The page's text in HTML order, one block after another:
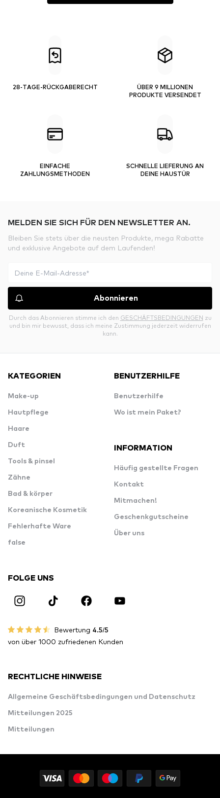
28-TAGE-RÜCKGABERECHT
ÜBER 9 MILLIONEN
PRODUKTE VERSENDET
EINFACHE
ZAHLUNGSMETHODEN
SCHNELLE LIEFERUNG AN
DEINE HAUSTÜR
MELDEN SIE SICH FÜR DEN NEWSLETTER AN.
Bleiben Sie stets über die neusten Produkte, mega Rabatte
und exklusive Angebote auf dem Laufenden!
Abonnieren
Durch das Abonnieren stimme ich den GESCHÄFTSBEDINGUNGEN zu
und bin mir bewusst, dass ich meine Zustimmung jederzeit widerrufen
kann.
KATEGORIEN
Make-up
Hautpflege
Haare
Duft
Tools & pinsel
Zähne
Bad & körper
Koreanische Kosmetik
Fehlerhafte Ware
false
BENUTZERHILFE
Benutzerhilfe
Wo ist mein Paket?
INFORMATION
Häufig gestellte Fragen
Kontakt
Mitmachen!
Geschenkgutscheine
Über uns
FOLGE UNS
Bewertung 4.5/5
von über 1000 zufriedenen Kunden
RECHTLICHE HINWEISE
Allgemeine Geschäftsbedingungen und Datenschutz
Mitteilungen 2025
Mitteilungen